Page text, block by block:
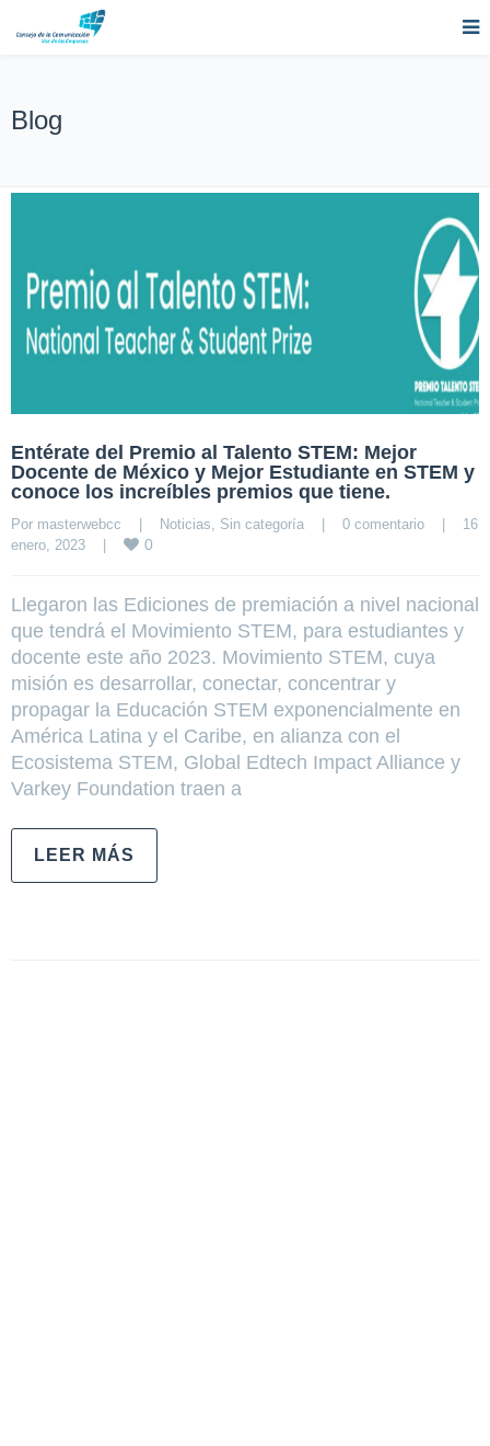
Blog
Entérate del Premio al Talento STEM: Mejor
Docente de México y Mejor Estudiante en STEM y
conoce los increíbles premios que tiene.
Por masterwebcc | Noticias Sin categoría | 0 comentario |
16
enero, 2023 | 0
Llegaron las Ediciones de premiación a nivel nacional
que tendrá el Movimiento STEM, para estudiantes y
docente este año 2023. Movimiento STEM, cuya
misión es desarrollar, conectar, concentrar y
propagar la Educación STEM exponencialmente en
América Latina y el Caribe, en alianza con el
Ecosistema STEM, Global Edtech Impact Alliance y
Varkey Foundation traen a
LEER MÁS